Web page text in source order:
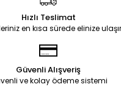
Hızlı Teslimat
en kısa sürede elinize
Güvenli Alışveriş
ve kolay ödeme sistemi